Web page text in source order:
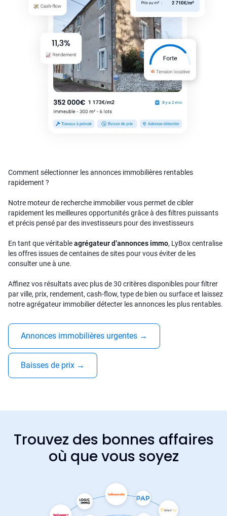
Comment sélectionner les annonces immobilières rentables
rapidement ?
Notre moteur de recherche immobilier vous permet de cibler
rapidement les meilleures opportunités grâce à des filtres puissants
et précis pensé par des investisseurs pour des investisseurs
En tant que véritableagrégateur d’annonces immo, LyBox centralise
les offres issues de centaines de sites pour vous éviter de les
consulter une à une.
Affinez vos résultats avec plus de 30 critères disponibles pour filtrer
par ville, prix, rendement, cash-flow, type de bien ou surface et laissez
notre agrégateur immobilier détecter les annonces les plus rentables.
Annonces immobilières urgentes →
Baisses de prix →
Trouvez des bonnes affaires
où que vous soyez